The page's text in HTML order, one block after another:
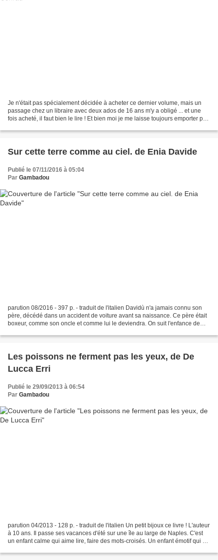
Je n'était pas spécialement décidée à acheter ce dernier volume, mais un
passage chez un libraire avec deux ados de 16 ans m'y a obligé ... et une
fois acheté, il faut bien le lire ! Et bien moi je me laisse toujours emporter par
Sur cette terre comme au ciel. de Enia Davide
Publié le 07/11/2016 à 05:04
Par Gambadou
parution 08/2016 - 397 p. - traduit de l'italien Davidù n'a jamais connu son
père, décédé dans un accident de voiture avant sa naissance. Ce père était
boxeur, comme son oncle et comme lui le deviendra. On suit l'enfance de
Les poissons ne ferment pas les yeux, de De
Lucca Erri
Publié le 29/09/2013 à 06:54
Par Gambadou
parution 04/2013 - 128 p. - traduit de l'italien Un petit bijoux ce livre ! L'auteur
à 10 ans. Il passe ses vacances d'été sur une île au large de Naples. C'est
un enfant calme qui aime lire, faire des mots-croisés. Un enfant émotif qui se